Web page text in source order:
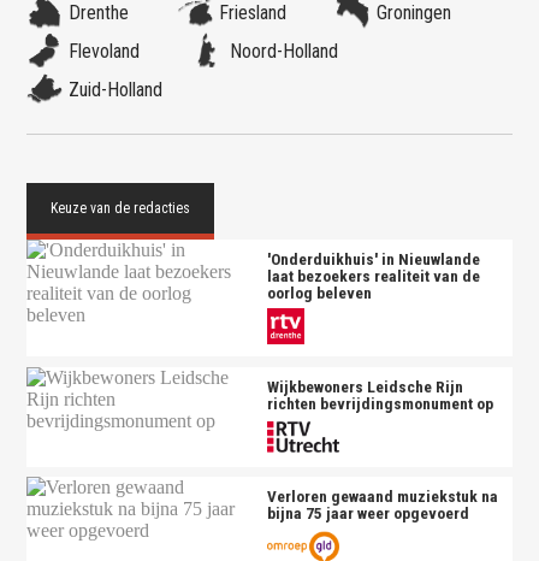
Drenthe Friesland
Groningen
Flevoland
Noord-Holland
Zuid-Holland
'Onderduikhuis' in Nieuwlande
laat bezoekers realiteit van de
oorlog beleven
Wijkbewoners Leidsche Rijn
richten bevrijdingsmonument op
Verloren gewaand muziekstuk na
bijna 75 jaar weer opgevoerd